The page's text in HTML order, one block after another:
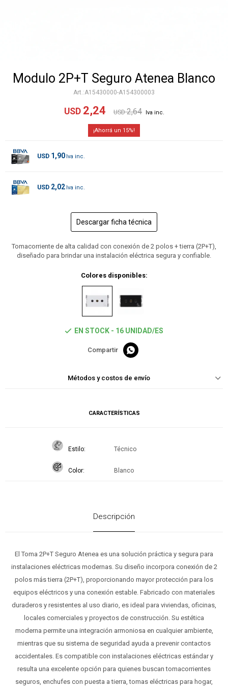
Modulo 2P+T Seguro Atenea Blanco
A15430000-A154300003
USD 2,24 USD 2,64
15
USD 1,90
USD 2,02
Descargar ficha técnica
Tomacorriente de alta calidad con conexión de 2 polos + tierra (2P+T),
diseñado para brindar una instalación eléctrica segura y confiable.
Colores disponibles:
EN STOCK - 16 UNIDAD/ES

Métodos y costos de envío
CARACTERÍSTICAS
Estilo Técnico
Color Blanco
Descripción
El Toma 2P+T Seguro Atenea es una solución práctica y segura para
instalaciones eléctricas modernas. Su diseño incorpora conexión de 2
polos más tierra (2P+T), proporcionando mayor protección para los
equipos eléctricos y una conexión estable. Fabricado con materiales
duraderos y resistentes al uso diario, es ideal para viviendas, oficinas,
locales comerciales y proyectos de construcción. Su estética
moderna permite una integración armoniosa en cualquier ambiente,
mientras que su sistema de seguridad ayuda a prevenir contactos
accidentales. Es compatible con instalaciones eléctricas estándar y
resulta una excelente opción para quienes buscan tomacorrientes
seguros, enchufes con puesta a tierra, tomas eléctricas para hogar,